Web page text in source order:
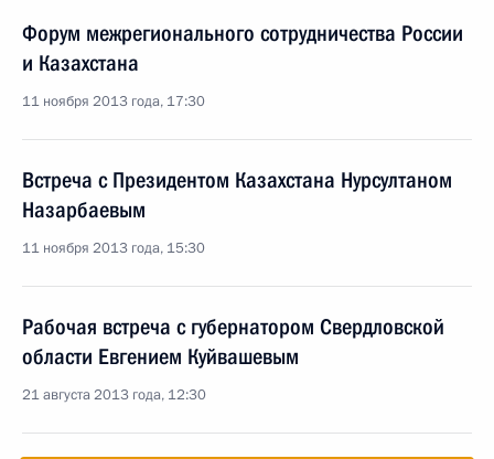
Форум межрегионального сотрудничества России
и Казахстана
11 ноября 2013 года, 17:30
Встреча с Президентом Казахстана Нурсултаном
Назарбаевым
11 ноября 2013 года, 15:30
Рабочая встреча с губернатором Свердловской
области Евгением Куйвашевым
21 августа 2013 года, 12:30